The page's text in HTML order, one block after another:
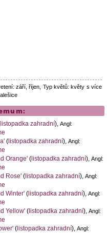
září, říjen, Typ květů: květy s více
:
listopadka zahradní), Angl:
( listopadka zahradní), Angl:
Orange' ( listopadka zahradní), Angl:
Rose' ( listopadka zahradní), Angl:
Winter' ( listopadka zahradní), Angl:
Yellow' ( listopadka zahradní), Angl:
( listopadka zahradní), Angl: